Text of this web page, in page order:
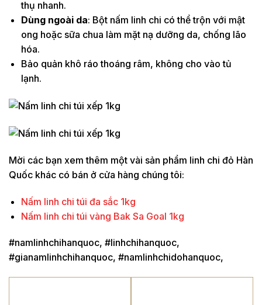
thụ nhanh.
Dùng ngoài da: Bột nấm linh chi có thể trộn với mật
ong hoặc sữa chua làm mặt nạ dưỡng da, chống lão
hóa.
Bảo quản khô ráo thoáng râm, không cho vào tủ
lạnh.
Mời các bạn xem thêm một vài sản phẩm linh chi đỏ Hàn
Quốc khác có bán ở cửa hàng chúng tôi:
Nấm linh chi túi đa sắc 1kg
Nấm linh chi túi vàng Bak Sa Goal 1kg
#namlinhchihanquoc, #linhchihanquoc,
#gianamlinhchihanquoc, #namlinhchidohanquoc,